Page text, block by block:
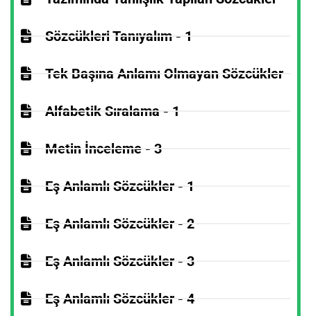
Sözcükleri Tanıyalım - 1
Tek Başına Anlamı Olmayan Sözcükler
Alfabetik Sıralama - 1
Metin İnceleme - 3
Eş Anlamlı Sözcükler - 1
Eş Anlamlı Sözcükler - 2
Eş Anlamlı Sözcükler - 3
Eş Anlamlı Sözcükler - 4